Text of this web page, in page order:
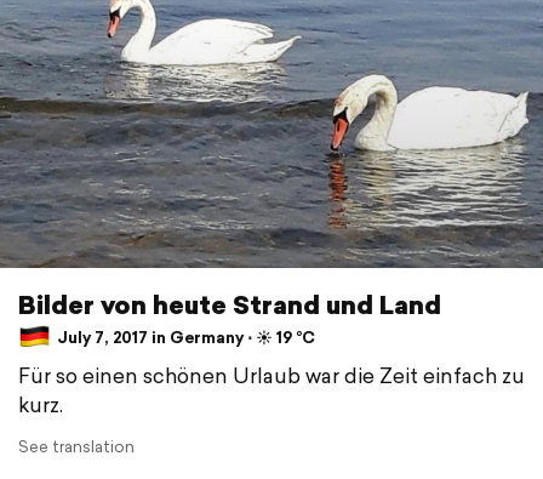
Bilder von heute Strand und Land
July 7, 2017 in Germany ⋅ ☀️ 19 °C
Für so einen schönen Urlaub war die Zeit einfach zu
kurz.
See translation